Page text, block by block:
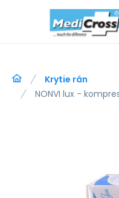
Krytie rán
NONVI lux -